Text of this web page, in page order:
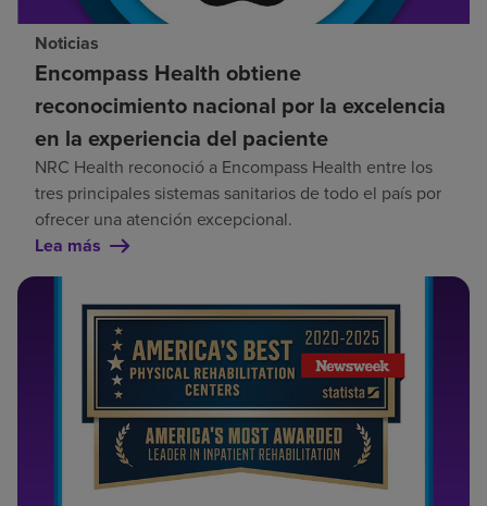
Noticias
Encompass Health obtiene
reconocimiento nacional por la excelencia
en la experiencia del paciente
NRC Health reconoció a Encompass Health entre los
tres principales sistemas sanitarios de todo el país por
ofrecer una atención excepcional.
Lea más